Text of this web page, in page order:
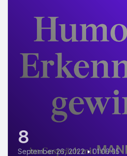
8
September 26, 2022 • 01:06:05